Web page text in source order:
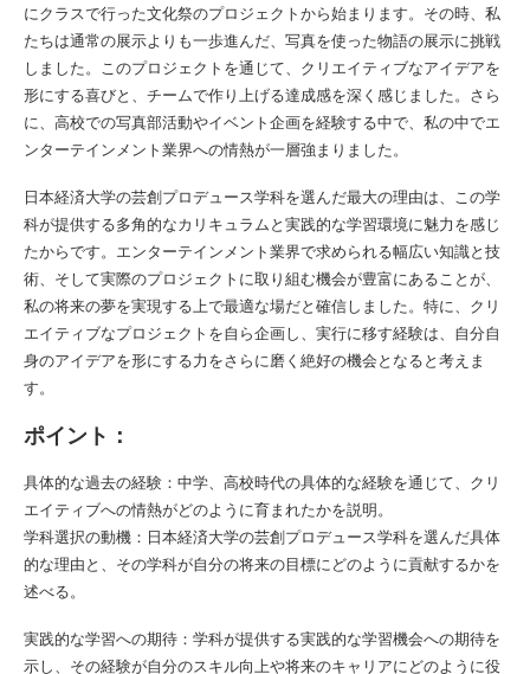
にクラスで行った文化祭のプロジェクトから始まります。その時、私
たちは通常の展示よりも一歩進んだ、写真を使った物語の展示に挑戦
しました。このプロジェクトを通じて、クリエイティブなアイデアを
形にする喜びと、チームで作り上げる達成感を深く感じました。さら
に、高校での写真部活動やイベント企画を経験する中で、私の中でエ
ンターテインメント業界への情熱が一層強まりました。
日本経済大学の芸創プロデュース学科を選んだ最大の理由は、この学
科が提供する多角的なカリキュラムと実践的な学習環境に魅力を感じ
たからです。エンターテインメント業界で求められる幅広い知識と技
術、そして実際のプロジェクトに取り組む機会が豊富にあることが、
私の将来の夢を実現する上で最適な場だと確信しました。特に、クリ
エイティブなプロジェクトを自ら企画し、実行に移す経験は、自分自
身のアイデアを形にする力をさらに磨く絶好の機会となると考えま
す。
ポイント：
具体的な過去の経験：中学、高校時代の具体的な経験を通じて、クリ
エイティブへの情熱がどのように育まれたかを説明。
学科選択の動機：日本経済大学の芸創プロデュース学科を選んだ具体
的な理由と、その学科が自分の将来の目標にどのように貢献するかを
述べる。
実践的な学習への期待：学科が提供する実践的な学習機会への期待を
示し、その経験が自分のスキル向上や将来のキャリアにどのように役